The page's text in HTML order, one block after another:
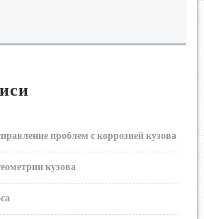
проблем с коррозией кузова
кузова